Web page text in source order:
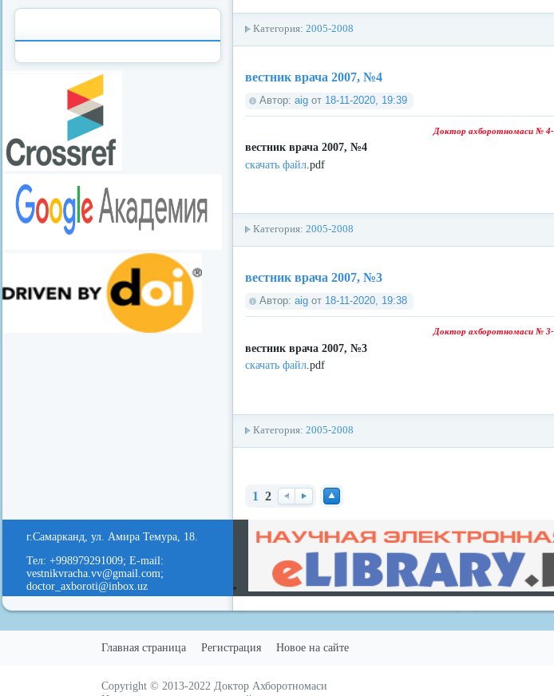
Категория: 2005-2008
вестник врача 2007, №4
Автор: aig от 18-11-2020, 19:39
Доктор ахборотномаси №
вестник врача 2007, №4
скачать файл .pdf
Категория: 2005-2008
вестник врача 2007, №3
Автор: aig от 18-11-2020, 19:38
Доктор ахборотномаси №
вестник врача 2007, №3
скачать файл.pdf
Категория: 2005-2008
1 2
ад
ере
д
ерх
г.Самарканд, ул. Амира Темура, 18.
Тел: +998979291009; E-mail:
vestnikvracha.vv@gmail.com;
doctor_axboroti@inbox.uz
Главная страница Регистрация Новое на сайте
Copyright © 2013-2022 Доктор Ахборотномаси